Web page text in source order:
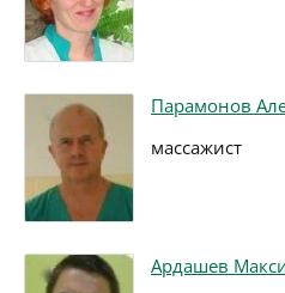
Парамонов
массажист
Ардашев